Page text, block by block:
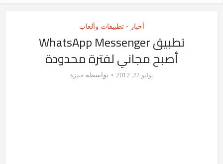
أخبار • تطبيقات وألعاب
تطبيق WhatsApp Messenger
أصبح مجاني لفترة محدودة
يوليو 27, 2012 بواسطة حمزة